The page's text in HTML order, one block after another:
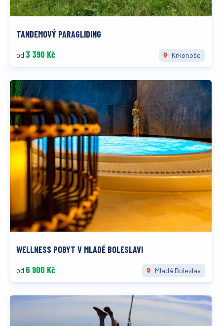
TANDEMOVÝ PARAGLIDING
od 3 390 Kč Krkonoše
WELLNESS POBYT V MLADÉ BOLESLAVI
od 6 900 Kč Mladá Boleslav